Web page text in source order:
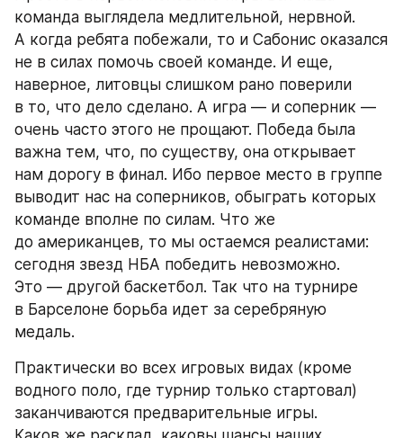
команда выглядела медлительной, нервной.
А когда ребята побежали, то и Сабонис оказался
не в силах помочь своей команде. И еще,
наверное, литовцы слишком рано поверили
в то, что дело сделано. А игра — и соперник —
очень часто этого не прощают. Победа была
важна тем, что, по существу, она открывает
нам дорогу в финал. Ибо первое место в группе
выводит нас на соперников, обыграть которых
команде вполне по силам. Что же
до американцев, то мы остаемся реалистами:
сегодня звезд НБА победить невозможно.
Это — другой баскетбол. Так что на турнире
в Барселоне борьба идет за серебряную
медаль.
Практически во всех игровых видах (кроме
водного поло, где турнир только стартовал)
заканчиваются предварительные игры.